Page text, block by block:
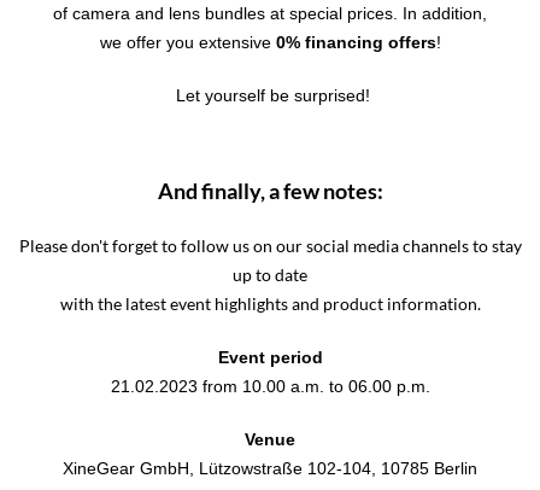
of camera and lens bundles at special prices. In addition,
we offer you extensive 0% financing offers!
Let yourself be surprised!
And finally, a few notes:
Please don't forget to follow us on our social media channels to stay
up to date
with the latest event highlights and product information.
Event period
21.02.2023 from 10.00 a.m. to 06.00 p.m.
Venue
XineGear GmbH, Lützowstraße 102-104, 10785 Berlin